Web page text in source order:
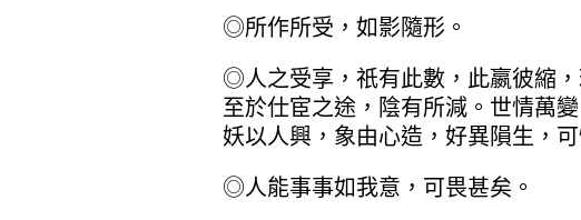
◎所作所受，如影隨形。
◎人之受享，祇有此數，此嬴彼縮
至於仕宦之途，陰有所減。世情萬
妖以人興，象由心造，好異隕生，可
◎人能事事如我意，可畏甚矣。